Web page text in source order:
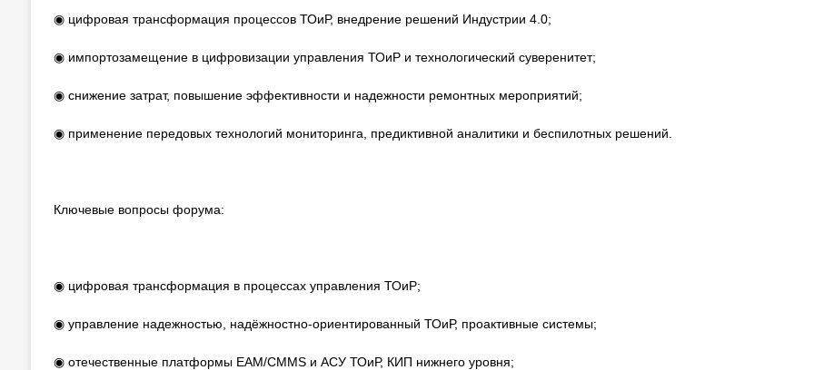
◉ цифровая трансформация процессов ТОиР, внедрение решений Индустрии 4.0;
◉ импортозамещение в цифровизации управления ТОиР и технологический суверенитет;
◉ снижение затрат, повышение эффективности и надежности ремонтных мероприятий;
◉ применение передовых технологий мониторинга, предиктивной аналитики и беспилотных решений.
Ключевые вопросы форума:
◉ цифровая трансформация в процессах управления ТОиР;
◉ управление надежностью, надёжностно-ориентированный ТОиР, проактивные системы;
◉ отечественные платформы EAM/CMMS и АСУ ТОиР, КИП нижнего уровня;